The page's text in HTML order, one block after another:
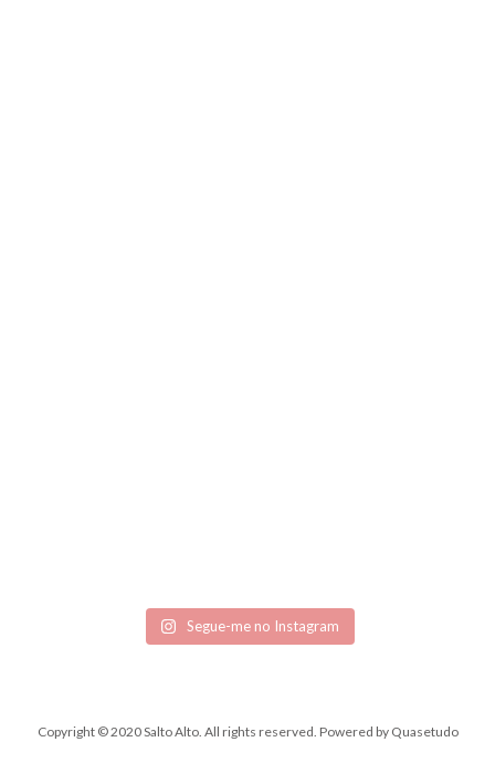
Segue-me no Instagram
Copyright © 2020 Salto Alto. All rights reserved. Powered by Quasetudo